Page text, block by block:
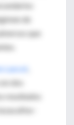
de
que
Lancet
dos
resultados